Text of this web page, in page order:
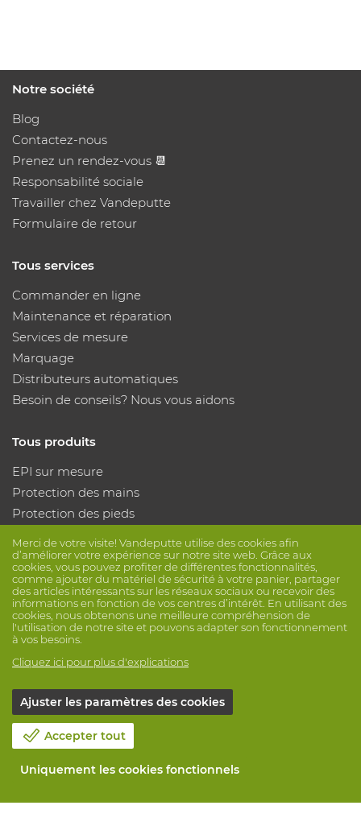
Merci de votre visite! Vandeputte utilise des cookies afin
d’améliorer votre expérience sur notre site web. Grâce aux
cookies, vous pouvez profiter de différentes fonctionnalités,
comme ajouter du matériel de sécurité à votre panier, partager
des articles intéressants sur les réseaux sociaux ou recevoir des
informations en fonction de vos centres d’intérêt. En utilisant des
cookies, nous obtenons une meilleure compréhension de
l'utilisation de notre site et pouvons adapter son fonctionnement
à vos besoins.
Cliquez ici pour plus d'explications
Ajuster les paramètres des cookies
Accepter tout
Uniquement les cookies fonctionnels
Notre société
Blog
Contactez-nous
Prenez un rendez-vous 📆
Responsabilité sociale
Travailler chez Vandeputte
Formulaire de retour
Tous services
Commander en ligne
Maintenance et réparation
Services de mesure
Marquage
Distributeurs automatiques
Besoin de conseils? Nous vous aidons
Tous produits
EPI sur mesure
Protection des mains
Protection des pieds
Suivez nous
© Vandeputte Conditions de vente
Avis de non-responsabilité
Paramètres de cookies
Informations de session